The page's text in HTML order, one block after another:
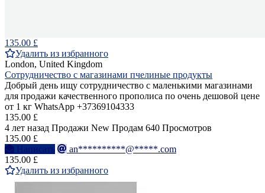
135.00 £
Удалить из избранного
London, United Kingdom
Сотрудничество с магазинами пчелиные продукты
Добрый день ищу сотрудничество с маленькими магазинами
для продажи качественного прополиса по очень дешовой цене
от 1 кг WhatsApp +37369104333
135.00 £
4 лет назад Продажи New Продам 640 Просмотров
135.00 £
Написать
an**********@*****.com
135.00 £
Удалить из избранного